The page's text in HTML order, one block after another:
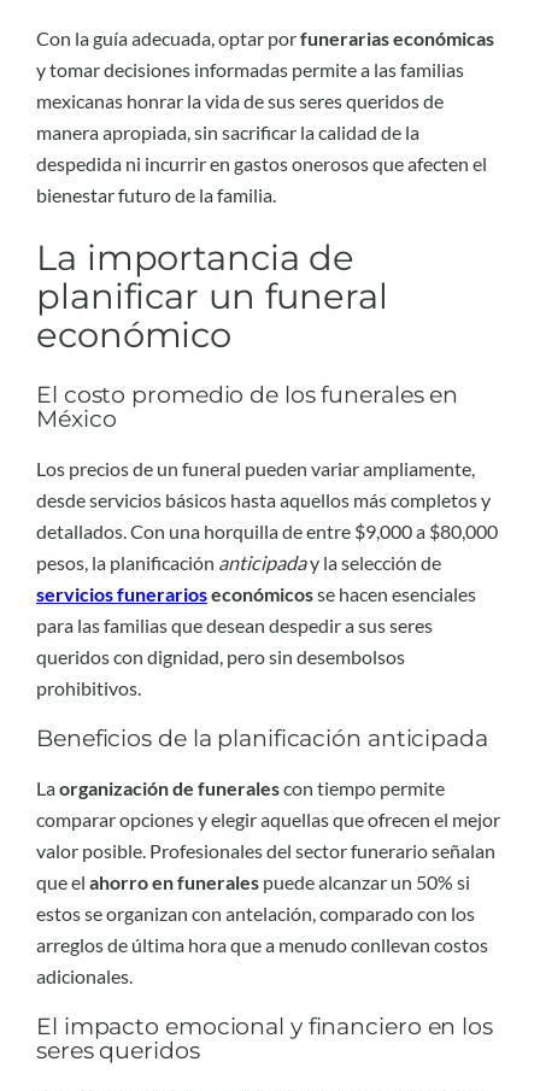
Con la guía adecuada, optar porfunerarias económicas
y tomar decisiones informadas permite a las familias
mexicanas honrar la vida de sus seres queridos de
manera apropiada, sin sacrificar la calidad de la
despedida ni incurrir en gastos onerosos que afecten el
bienestar futuro de la familia.
La importancia de
planificar un funeral
económico
El costo promedio de los funerales en
México
Los precios de un funeral pueden variar ampliamente,
desde servicios básicos hasta aquellos más completos y
detallados. Con una horquilla de entre $9,000 a $80,000
pesos, la planificación anticipaday la selección de
servicios funerarioseconómicosse hacen esenciales
para las familias que desean despedir a sus seres
queridos con dignidad, pero sin desembolsos
prohibitivos.
Beneficios de la planificación anticipada
Laorganización de funeralescon tiempo permite
comparar opciones y elegir aquellas que ofrecen el mejor
valor posible. Profesionales del sector funerario señalan
que el ahorro en funerales puede alcanzar un 50% si
estos se organizan con antelación, comparado con los
arreglos de última hora que a menudo conllevan costos
adicionales.
El impacto emocional y financiero en los
seres queridos